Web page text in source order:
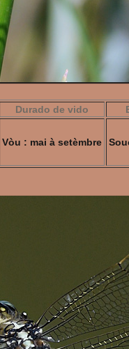
Durado de vido
Vòu : mai à setèmbre